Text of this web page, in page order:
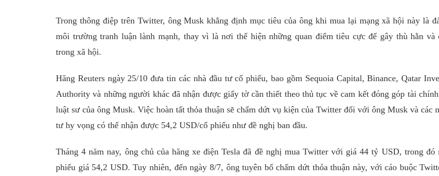
Trong thông điệp trên Twitter, ông Musk khẳng định mục tiêu của ông khi mua lại mạng xã hội này là
môi trường tranh luận lành mạnh, thay vì là nơi thể hiện những quan điểm tiêu cực để gây thù hằn và
trong xã hội.
Hãng Reuters ngày 25/10 đưa tin các nhà đầu tư cổ phiếu, bao gồm Sequoia Capital, Binance, Qatar
Authority và những người khác đã nhận được giấy tờ cần thiết theo thủ tục về cam kết đóng góp tài
luật sư của ông Musk. Việc hoàn tất thỏa thuận sẽ chấm dứt vụ kiện của Twitter đối với ông Musk và các
tư hy vọng có thể nhận được 54,2 USD/cổ phiếu như đề nghị ban đầu.
Tháng 4 năm nay, ông chủ của hãng xe điện Tesla đã đề nghị mua Twitter với giá 44 tỷ USD, trong đó
phiếu giá 54,2 USD. Tuy nhiên, đến ngày 8/7, ông tuyên bố chấm dứt thỏa thuận này, với cáo buộc